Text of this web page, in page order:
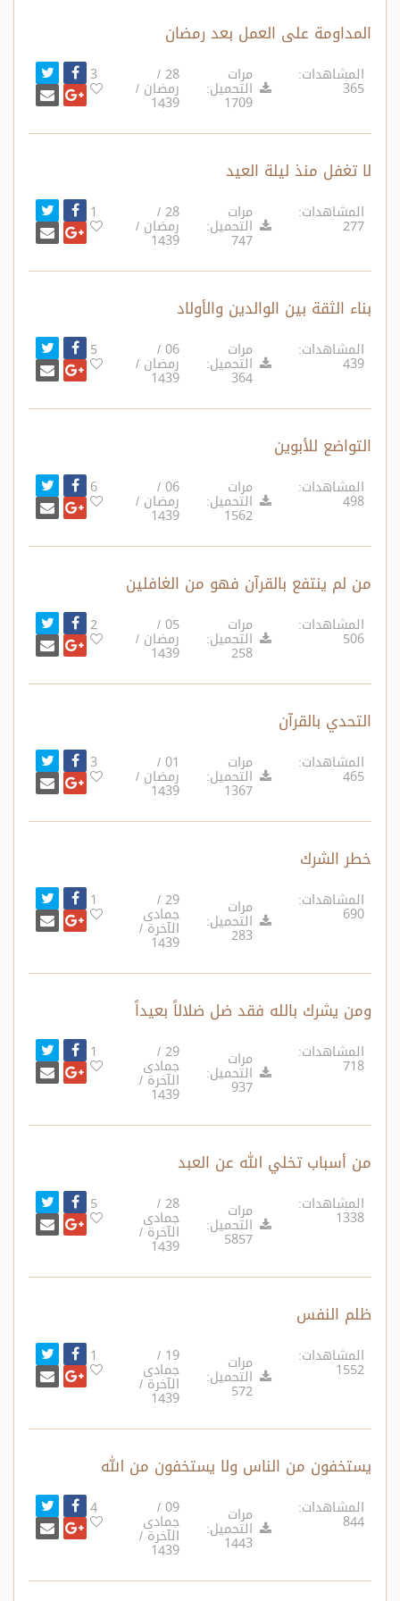
المداومة على العمل بعد رمضان
المشاهدات:
365
مرات
التحميل:
1709
28 /
رمضان /
1439
3 شارك على
انشر
شارك على
أرسل
لا تغفل منذ ليلة العيد
المشاهدات:
277
مرات
التحميل:
747
28 /
رمضان /
1439
1 شارك على
انشر
شارك على
أرسل
بناء الثقة بين الوالدين والأولاد
المشاهدات:
439
مرات
التحميل:
364
06 /
رمضان /
1439
5 شارك على
انشر
شارك على
أرسل
التواضع للأبوين
المشاهدات:
498
مرات
التحميل:
1562
06 /
رمضان /
1439
6 شارك على
انشر
شارك على
أرسل
من لم ينتفع بالقرآن فهو من الغافلين
المشاهدات:
506
مرات
التحميل:
258
05 /
رمضان /
1439
2 شارك على
انشر
شارك على
أرسل
التحدي بالقرآن
المشاهدات:
465
مرات
التحميل:
1367
01 /
رمضان /
1439
3 شارك على
انشر
شارك على
أرسل
خطر الشرك
المشاهدات:
690 مرات
التحميل:
283
29 /
جمادى
الآخرة /
1439
1 شارك على
انشر
شارك على
أرسل
ومن يشرك بالله فقد ضل ضلالاً بعيداً
المشاهدات:
718 مرات
التحميل:
937
29 /
جمادى
الآخرة /
1439
1 شارك على
انشر
شارك على
أرسل
من أسباب تخلي الله عن العبد
المشاهدات:
1338 مرات
التحميل:
5857
28 /
جمادى
الآخرة /
1439
5 شارك على
انشر
شارك على
أرسل
ظلم النفس
المشاهدات:
1552 مرات
التحميل:
572
19 /
جمادى
الآخرة /
1439
1 شارك على
انشر
شارك على
أرسل
يستخفون من الناس ولا يستخفون من الله
المشاهدات:
844 مرات
التحميل:
1443
09 /
جمادى
الآخرة /
1439
4 شارك على
انشر
شارك على
أرسل